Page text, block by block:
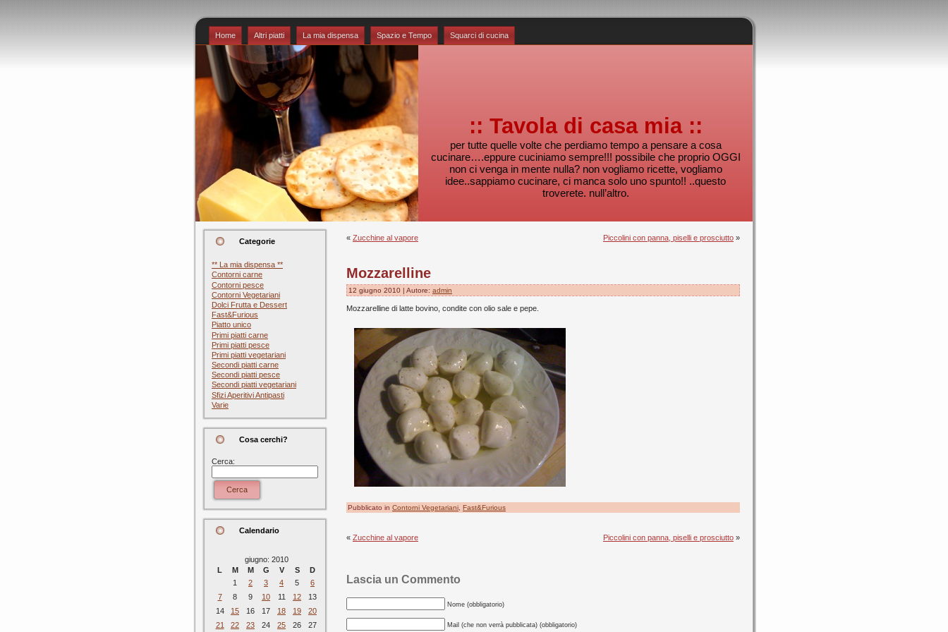
Home Altri piatti La mia dispensa Spazio e Tempo Squarci di cucina
:: Tavola di casa mia ::
per tutte quelle volte che perdiamo tempo a pensare a cosa
cucinare….eppure cuciniamo sempre!!! possibile che proprio OGGI
non ci venga in mente nulla? non vogliamo ricette, vogliamo
idee..sappiamo cucinare, ci manca solo uno spunto!! ..questo
troverete. null’altro.
Categorie
** La mia dispensa **
Contorni carne
Contorni pesce
Contorni Vegetariani
Dolci Frutta e Dessert
Fast&Furious
Piatto unico
Primi piatti carne
Primi piatti pesce
Primi piatti vegetariani
Secondi piatti carne
Secondi piatti pesce
Secondi piatti vegetariani
Sfizi Aperitivi Antipasti
Varie
Cosa cerchi?
Cerca:
Cerca
Calendario
giugno: 2010
L
M M G V S D
1 2 3 4 5
6
7
8 9 10 11 12
13
14
15 16 17 18 19
20
21
22 23 24 25 26
27
« Zucchine al vapore Piccolini con panna, piselli e prosciutto »
Mozzarelline
12 giugno 2010 | Autore: admin
Mozzarelline di latte bovino, condite con olio sale e pepe.
Pubblicato in Contorni Vegetariani Fast&Furious
« Zucchine al vapore Piccolini con panna, piselli e prosciutto »
Lascia un Commento
Nome (obbligatorio)
Mail (che non verrà pubblicata) (obbligatorio)